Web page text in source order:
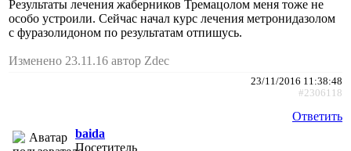
Результаты лечения жаберников Тремацолом меня тоже не
особо устроили. Сейчас начал курс лечения метронидазолом
с фуразолидоном по результатам отпишусь.
Изменено 23.11.16 автор Zdec
23/11/2016 11:38:48
#2306118
Ответить
baida
Посетитель